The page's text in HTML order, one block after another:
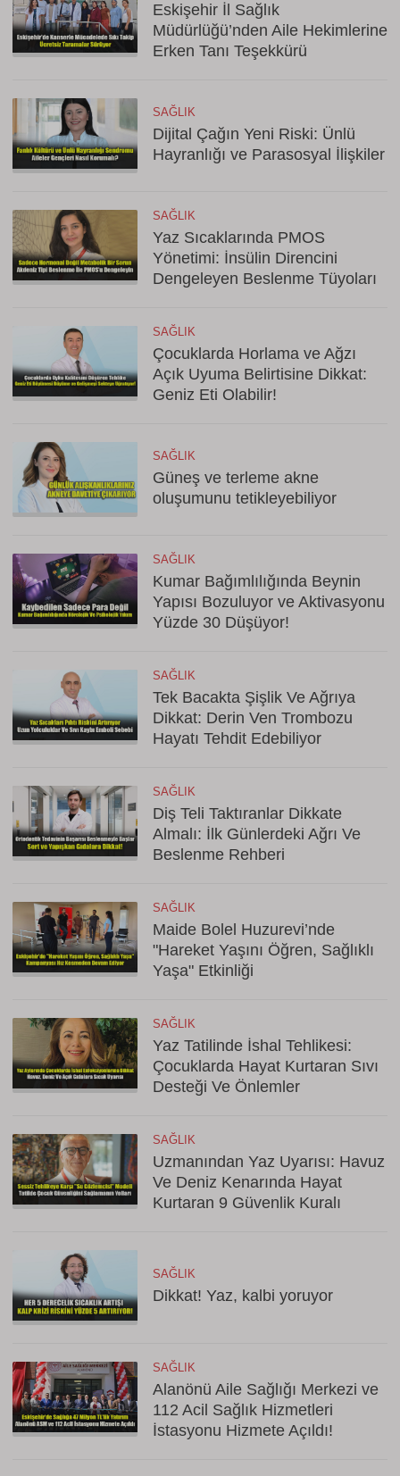
Eskişehir İl Sağlık
Müdürlüğü’nden Aile Hekimlerine
Erken Tanı Teşekkürü
SAĞLIK
Dijital Çağın Yeni Riski: Ünlü
Hayranlığı ve Parasosyal İlişkiler
SAĞLIK
Yaz Sıcaklarında PMOS
Yönetimi: İnsülin Direncini
Dengeleyen Beslenme Tüyoları
SAĞLIK
Çocuklarda Horlama ve Ağzı
Açık Uyuma Belirtisine Dikkat:
Geniz Eti Olabilir!
SAĞLIK
Güneş ve terleme akne
oluşumunu tetikleyebiliyor
SAĞLIK
Kumar Bağımlılığında Beynin
Yapısı Bozuluyor ve Aktivasyonu
Yüzde 30 Düşüyor!
SAĞLIK
Tek Bacakta Şişlik Ve Ağrıya
Dikkat: Derin Ven Trombozu
Hayatı Tehdit Edebiliyor
SAĞLIK
Diş Teli Taktıranlar Dikkate
Almalı: İlk Günlerdeki Ağrı Ve
Beslenme Rehberi
SAĞLIK
Maide Bolel Huzurevi’nde
"Hareket Yaşını Öğren, Sağlıklı
Yaşa" Etkinliği
SAĞLIK
Yaz Tatilinde İshal Tehlikesi:
Çocuklarda Hayat Kurtaran Sıvı
Desteği Ve Önlemler
SAĞLIK
Uzmanından Yaz Uyarısı: Havuz
Ve Deniz Kenarında Hayat
Kurtaran 9 Güvenlik Kuralı
SAĞLIK
Dikkat! Yaz, kalbi yoruyor
SAĞLIK
Alanönü Aile Sağlığı Merkezi ve
112 Acil Sağlık Hizmetleri
İstasyonu Hizmete Açıldı!